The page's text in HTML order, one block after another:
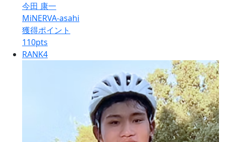
今田 康一
MiNERVA-asahi
獲得ポイント
110pts
RANK4